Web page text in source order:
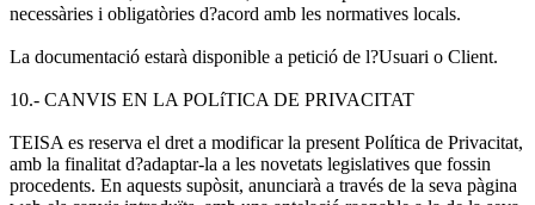
necessàries i obligatòries d?acord amb les normatives locals.
La documentació estarà disponible a petició de l?Usuari o Client.
10.- CANVIS EN LA POLíTICA DE PRIVACITAT
TEISA es reserva el dret a modificar la present Política de Privacitat,
amb la finalitat d?adaptar-la a les novetats legislatives que fossin
procedents. En aquests supòsit, anunciarà a través de la seva pàgina